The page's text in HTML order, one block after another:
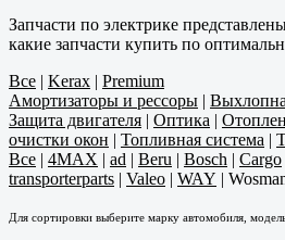
Запчасти по электрике
какие запчасти купить по
Все | Kerax | Premium
Амортизаторы и рессоры |
Защита двигателя | Оптика |
очистки окон | Топливная система |
Все | 4MAX | ad | Beru | Bosch | Cargo
transporterparts | Valeo | WAY |
Для сортировки выберите марку автомобиля,